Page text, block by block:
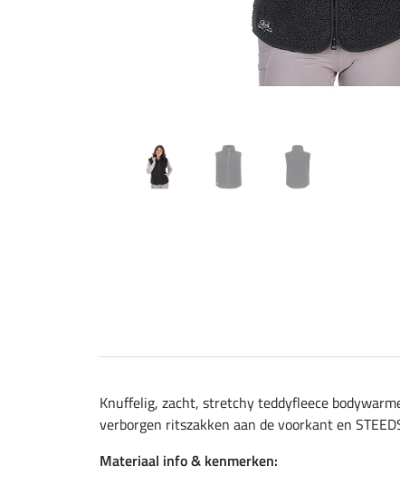
Knuffelig, zacht, stretchy teddyfleece
verborgen ritszakken aan de voorkant en
Materiaal info & kenmerken: